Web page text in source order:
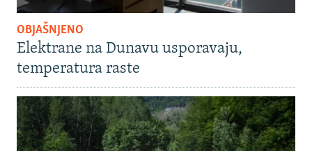
OBJAŠNJENO
Elektrane na Dunavu usporavaju,
temperatura raste